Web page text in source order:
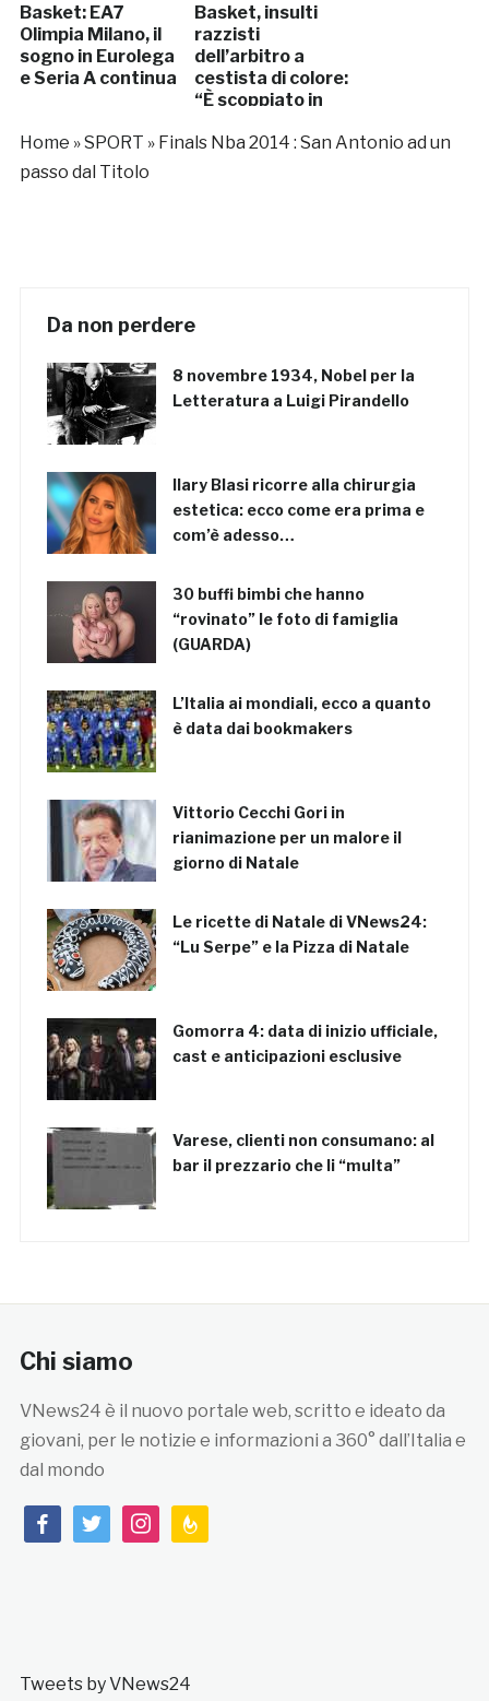
Basket: EA7
Olimpia Milano, il
sogno in Eurolega
e Seria A continua
Basket, insulti
razzisti
dell’arbitro a
cestista di colore:
“È scoppiato in
Home »SPORT » Finals Nba 2014 : San Antonio ad un
passo dal Titolo
Da non perdere
8 novembre 1934, Nobel per la
Letteratura a Luigi Pirandello
Ilary Blasi ricorre alla chirurgia
estetica: ecco come era prima e
com’è adesso…
30 buffi bimbi che hanno
“rovinato” le foto di famiglia
(GUARDA)
L’Italia ai mondiali, ecco a quanto
è data dai bookmakers
Vittorio Cecchi Gori in
rianimazione per un malore il
giorno di Natale
Le ricette di Natale di VNews24:
“Lu Serpe” e la Pizza di Natale
Gomorra 4: data di inizio ufficiale,
cast e anticipazioni esclusive
Varese, clienti non consumano: al
bar il prezzario che li “multa”
Chi siamo
VNews24 è il nuovo portale web, scritto e ideato da
giovani, per le notizie e informazioni a 360° dall’Italia e
dal mondo
facebooktwitterinstagramfeedburner
Tweets by VNews24